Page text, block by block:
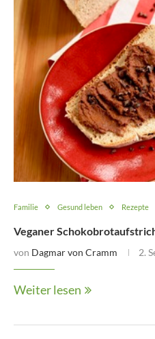
Familie Gesund leben Rezepte
Veganer
von Dagmar von Cramm 2.
Weiter lesen